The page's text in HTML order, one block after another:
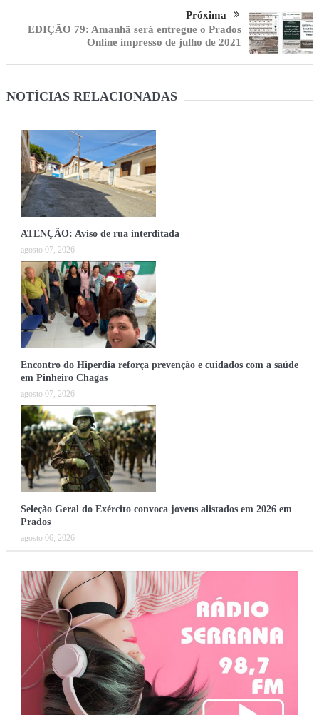
Próxima
EDIÇÃO 79: Amanhã será entregue o Prados
Online impresso de julho de 2021
NOTÍCIAS RELACIONADAS
ATENÇÃO: Aviso de rua interditada
agosto 07, 2026
Encontro do Hiperdia reforça prevenção e cuidados com a saúde
em Pinheiro Chagas
agosto 07, 2026
Seleção Geral do Exército convoca jovens alistados em 2026 em
Prados
agosto 06, 2026